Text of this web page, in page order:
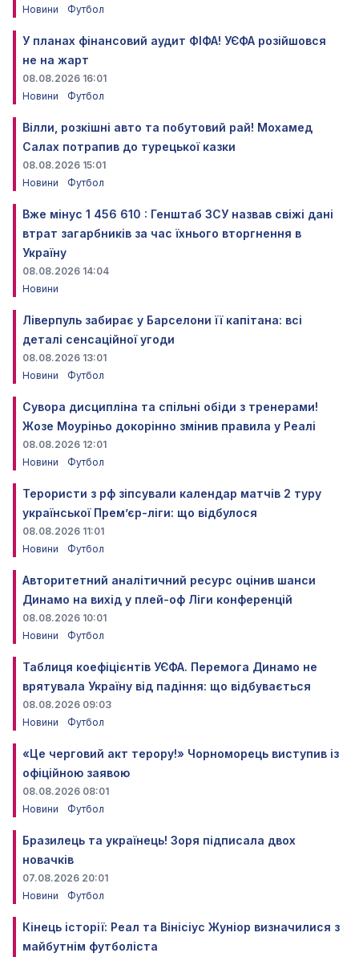
Новини Футбол
У планах фінансовий аудит ФІФА! УЄФА розійшовся
не на жарт
08.08.2026 16:01
Новини
Футбол
Вілли, розкішні авто та побутовий рай! Мохамед
Салах потрапив до турецької казки
08.08.2026 15:01
Новини
Футбол
Вже мінус 1 456 610 : Генштаб ЗСУ назвав свіжі дані
втрат загарбників за час їхнього вторгнення в
Україну
08.08.2026 14:04
Новини
Ліверпуль забирає у Барселони її капітана: всі
деталі сенсаційної угоди
08.08.2026 13:01
Новини
Футбол
Сувора дисципліна та спільні обіди з тренерами!
Жозе Моуріньо докорінно змінив правила у Реалі
08.08.2026 12:01
Новини
Футбол
Терористи з рф зіпсували календар матчів 2 туру
української Прем’єр-ліги: що відбулося
08.08.2026 11:01
Новини
Футбол
Авторитетний аналітичний ресурс оцінив шанси
Динамо на вихід у плей-оф Ліги конференцій
08.08.2026 10:01
Новини
Футбол
Таблиця коефіцієнтів УЄФА. Перемога Динамо не
врятувала Україну від падіння: що відбувається
08.08.2026 09:03
Новини
Футбол
«Це черговий акт терору!» Чорноморець виступив із
офіційною заявою
08.08.2026 08:01
Новини
Футбол
Бразилець та українець! Зоря підписала двох
новачків
07.08.2026 20:01
Новини
Футбол
Кінець історії: Реал та Вінісіус Жуніор визначилися з
майбутнім футболіста